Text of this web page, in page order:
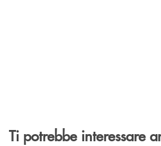
Ti potrebbe interessare